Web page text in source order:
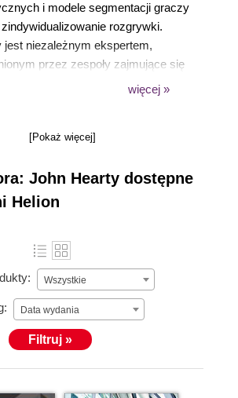
i modele segmentacji graczy
rozgrywki.
jest niezależnym ekspertem,
przez zespoły zajmujące się
W wolnym czasie tworzywięcej »
[Pokaż więcej]
John Hearty dostępne
Helion
Wszystkie
Data wydania
Filtruj »